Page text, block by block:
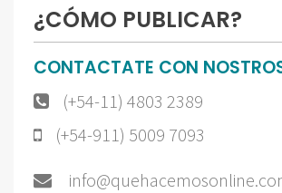
¿CÓMO PUBLICAR?
CONTACTATE CON
(+54-11) 4803 2389
(+54-911) 5009 7093